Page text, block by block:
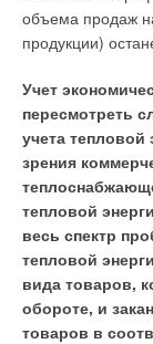
объема продаж
продукции)
Учет
пересмотреть
учета тепловой
зрения
тепловой
весь спектр
тепловой
вида товаров,
обороте, и
товаров в